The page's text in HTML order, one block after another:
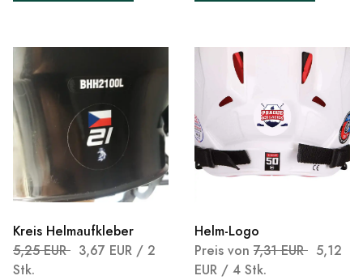
Kreis Helmaufkleber
5,25 EUR 3,67 EUR / 2
Stk.
Helm-Logo
Preis von 7,31 EUR 5,12
EUR / 4 Stk.